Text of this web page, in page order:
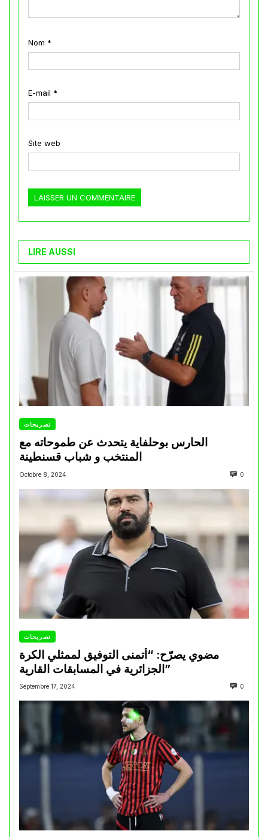
Nom *
E-mail *
Site web
LIRE AUSSI
تصريحات
الحارس بوحلفاية يتحدث عن طموحاته مع
المنتخب و شباب قسنطينة
Octobre 8, 2024 0
تصريحات
مضوي يصرّح: “أتمنى التوفيق لممثلي الكرة
الجزائرية في المسابقات القارية”
Septembre 17, 2024 0